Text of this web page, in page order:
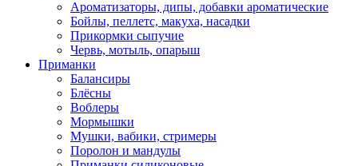
Ароматизаторы, дипы, добавки ароматические
Бойлы, пеллетс, макуха, насадки
Прикормки сыпучие
Червь, мотыль, опарыш
Приманки
Балансиры
Блёсны
Воблеры
Мормышки
Мушки, вабики, стримеры
Поролон и мандулы